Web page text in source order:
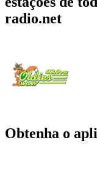
radio.net
Obtenha o